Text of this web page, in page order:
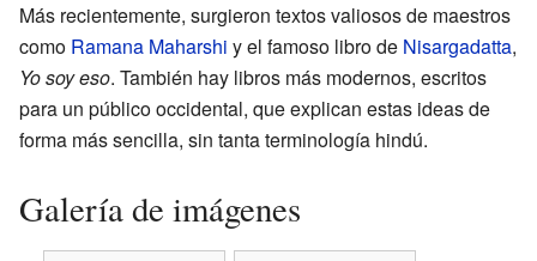
Más recientemente, surgieron textos valiosos de maestros
como Ramana Maharshi y el famoso libro de Nisargadatta,
Yo soy eso. También hay libros más modernos, escritos
para un público occidental, que explican estas ideas de
forma más sencilla, sin tanta terminología hindú.
Galería de imágenes